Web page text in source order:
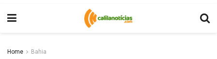
Home Bahia